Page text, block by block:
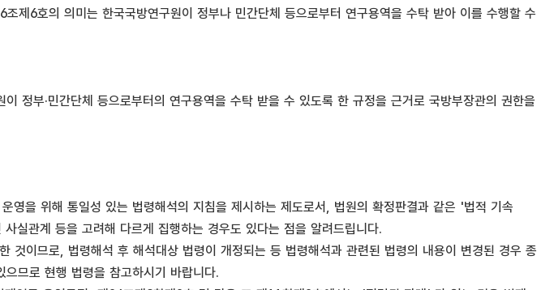
조제6호의 의미는 한국국방연구원이 정부나 민간단체 등으로부터 연구용역을 수탁 받아 이를 수행할 수
이 정부·민간단체 등으로부터의 연구용역을 수탁 받을 수 있도록 한 규정을 근거로 국방부장관의 권한을
영을 위해 통일성 있는 법령해석의 지침을 제시하는 제도로서, 법원의 확정판결과 같은 '법적 기속
실관계 등을 고려해 다르게 집행하는 경우도 있다는 점을 알려드립니다.
것이므로, 법령해석 후 해석대상 법령이 개정되는 등 법령해석과 관련된 법령의 내용이 변경된 경우 종
므로 현행 법령을 참고하시기 바랍니다.